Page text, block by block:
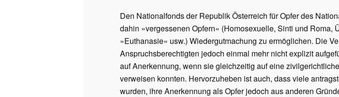
Den Nationalfonds der Republik Österreich für Opfer des
dahin »vergessenen Opfern« (Homosexuelle, Sinti und Roma,
»Euthanasie« usw.) Wiedergutmachung zu ermöglichen. Die
Anspruchsberechtigten jedoch einmal mehr nicht explizit
auf Anerkennung, wenn sie gleichzeitig auf eine
verweisen konnten. Hervorzuheben ist auch, dass viele
wurden, ihre Anerkennung als Opfer jedoch aus anderen